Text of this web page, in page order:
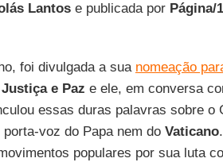
Lantose publicada por Página/
foi divulgada a sua nomeação
e Paz e ele, em conversa
essas duras palavras sobre o
voz do Papa nem do Vaticano
populares por sua luta